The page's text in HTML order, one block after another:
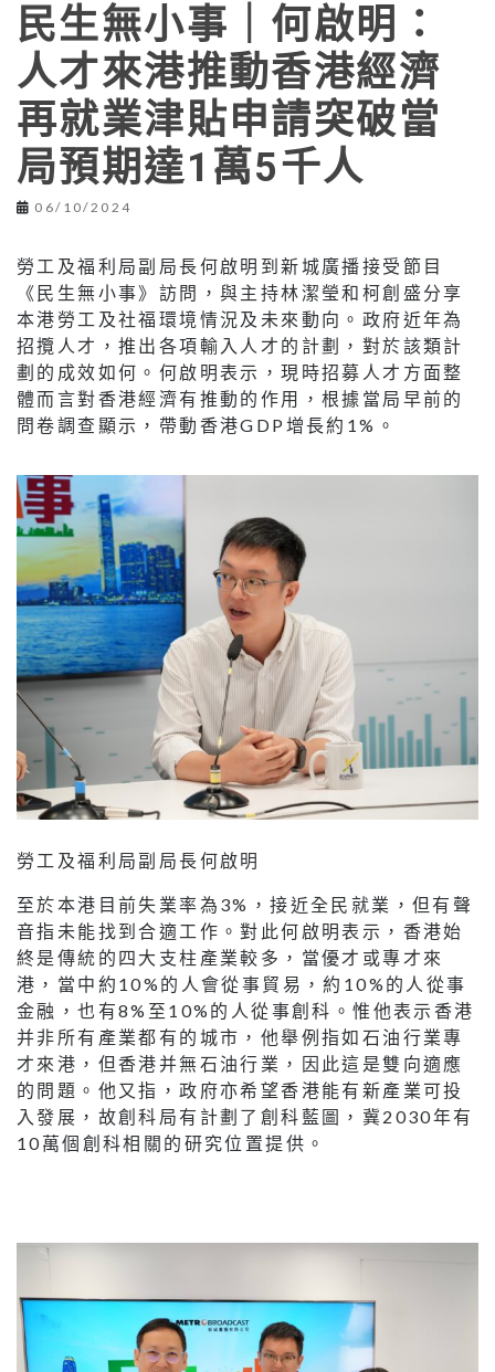
民生無小事｜何啟明：
人才來港推動香港經濟
再就業津貼申請突破當
局預期達1萬5千人
06/10/2024
勞工及福利局副局長何啟明到新城廣播接受節目
《民生無小事》訪問，與主持林潔瑩和柯創盛分享
本港勞工及社福環境情況及未來動向。政府近年為
招攬人才，推出各項輸入人才的計劃，對於該類計
劃的成效如何。何啟明表示，現時招募人才方面整
體而言對香港經濟有推動的作用，根據當局早前的
問卷調查顯示，帶動香港GDP增長約1%。
勞工及福利局副局長何啟明
至於本港目前失業率為3%，接近全民就業，但有聲
音指未能找到合適工作。對此何啟明表示，香港始
終是傳統的四大支柱產業較多，當優才或專才來
港，當中約10%的人會從事貿易，約10%的人從事
金融，也有8%至10%的人從事創科。惟他表示香港
并非所有產業都有的城市，他舉例指如石油行業專
才來港，但香港并無石油行業，因此這是雙向適應
的問題。他又指，政府亦希望香港能有新產業可投
入發展，故創科局有計劃了創科藍圖，冀2030年有
10萬個創科相關的研究位置提供。